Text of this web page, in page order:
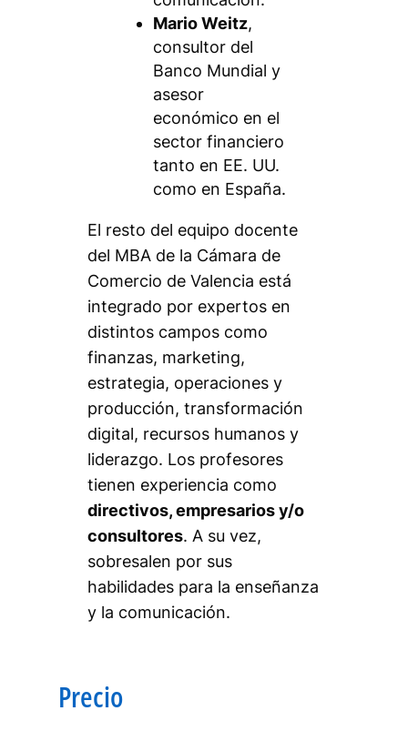
Mario Weitz,
consultor del
Banco Mundial y
asesor
económico en el
sector financiero
tanto en EE. UU.
como en España.
El resto del equipo docente
del MBA de la Cámara de
Comercio de Valencia está
integrado por expertos en
distintos campos como
finanzas, marketing,
estrategia, operaciones y
producción, transformación
digital, recursos humanos y
liderazgo. Los profesores
tienen experiencia como
directivos, empresarios y/o
consultores. A su vez,
sobresalen por sus
habilidades para la enseñanza
y la comunicación.
Precio